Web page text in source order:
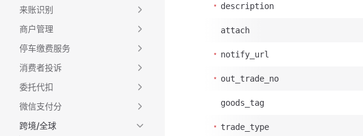
来账识别
商户管理
停车缴费服务
消费者投诉
委托代扣
微信支付分
跨境/全球
description
attach
notify_url
out_trade_no
goods_tag
trade_type